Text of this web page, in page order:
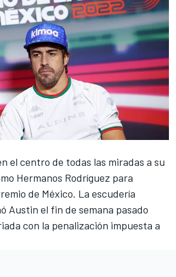
el centro de todas las miradas a su
Hermanos Rodríguez para
de México. La escudería
Austin el fin de semana pasado
con la penalización impuesta a